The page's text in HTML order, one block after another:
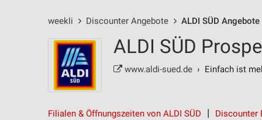
weekli Discounter Angebote ALDI SÜD Angebote
ALDI SÜD
www.aldi-sued.de › Einfach ist
Filialen & Öffnungszeiten von ALDI SÜD Discounter